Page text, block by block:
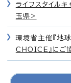
ライフスタイル
玉県>
環境省主催『地
CHOICE』にご